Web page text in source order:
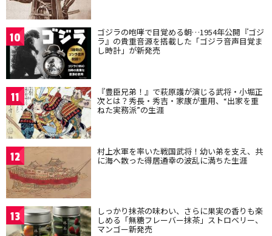
10 ゴジラの咆哮で目覚める朝…1954年公開『ゴジ
ラ』の貴重音源を搭載した「ゴジラ音声目覚ま
し時計」が新発売
11 『豊臣兄弟！』で萩原護が演じる武将・小堀正
次とは？秀長・秀吉・家康が重用、“出家を重
ねた実務派”の生涯
12 村上水軍を率いた戦国武将！幼い弟を支え、共
に海へ散った得居通幸の波乱に満ちた生涯
13 しっかり抹茶の味わい、さらに果実の香りも楽
しめる「無糖フレーバー抹茶」ストロベリー、
マンゴー新発売